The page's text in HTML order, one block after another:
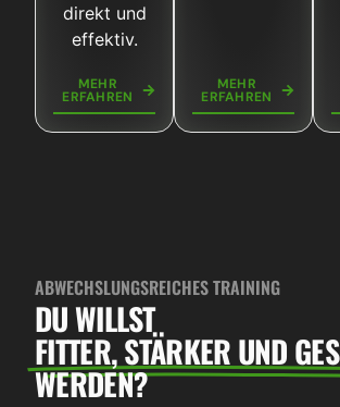
direkt und
effektiv.
MEHR
ERFAHREN
MEHR
ERFAHREN
ABWECHSLUNGSREICHES TRAINING
DU WILLST
FITTER, STÄRKER UND
WERDEN?